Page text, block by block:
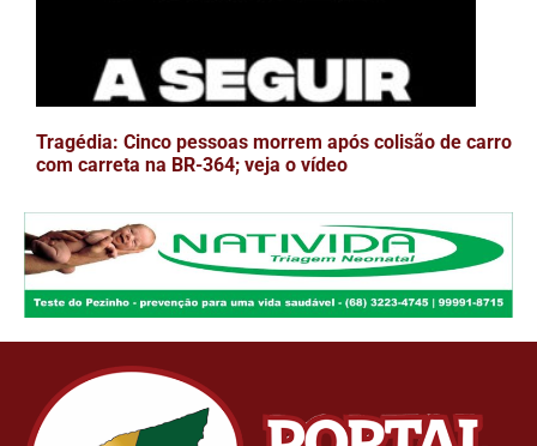
Tragédia: Cinco pessoas morrem após colisão de carro
com carreta na BR-364; veja o vídeo